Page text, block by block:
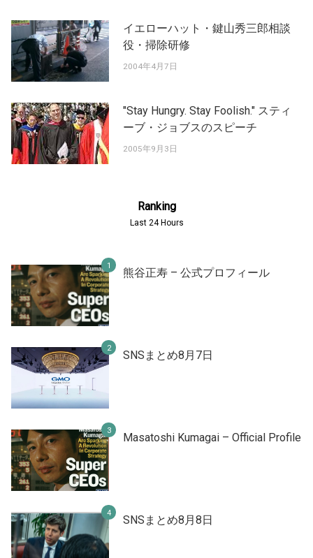
イエローハット・鍵山秀三郎相談
役・掃除研修
2004年4月7日
"Stay Hungry. Stay Foolish." スティ
ーブ・ジョブスのスピーチ
2005年9月3日
Ranking
Last 24 Hours
熊谷正寿 – 公式プロフィール
SNSまとめ8月7日
Masatoshi Kumagai – Official Profile
SNSまとめ8月8日